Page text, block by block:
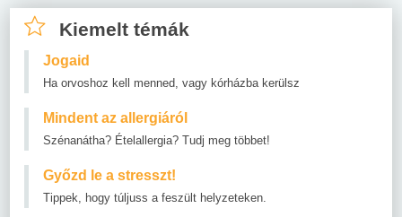
Kiemelt témák
Jogaid
Ha orvoshoz kell menned, vagy kórházba kerülsz
Mindent az allergiáról
Szénanátha? Ételallergia? Tudj meg többet!
Győzd le a stresszt!
Tippek, hogy túljuss a feszült helyzeteken.